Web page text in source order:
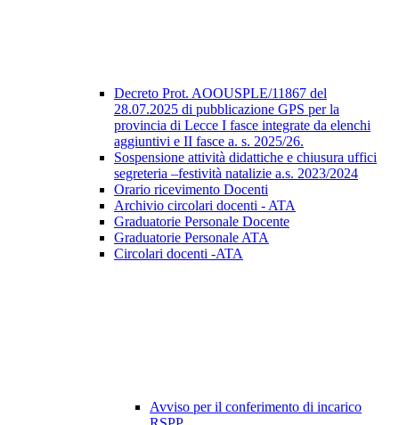
Decreto Prot. AOOUSPLE/11867 del
28.07.2025 di pubblicazione GPS per la
provincia di Lecce I fasce integrate da elenchi
aggiuntivi e II fasce a. s. 2025/26.
Sospensione attività didattiche e chiusura uffici
segreteria –festività natalizie a.s. 2023/2024
Orario ricevimento Docenti
Archivio circolari docenti - ATA
Graduatorie Personale Docente
Graduatorie Personale ATA
Circolari docenti -ATA
Avviso per il conferimento di incarico